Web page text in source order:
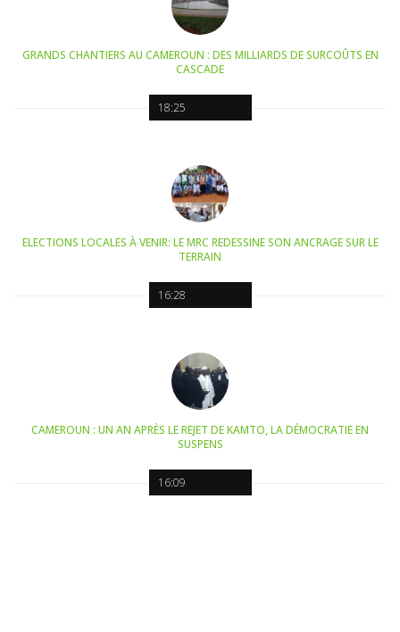
18:25
GRANDS CHANTIERS AU CAMEROUN : DES MILLIARDS DE SURCOÛTS EN
CASCADE
16:28
ELECTIONS LOCALES À VENIR: LE MRC REDESSINE SON ANCRAGE SUR LE
TERRAIN
16:09
CAMEROUN : UN AN APRÈS LE REJET DE KAMTO, LA DÉMOCRATIE EN
SUSPENS